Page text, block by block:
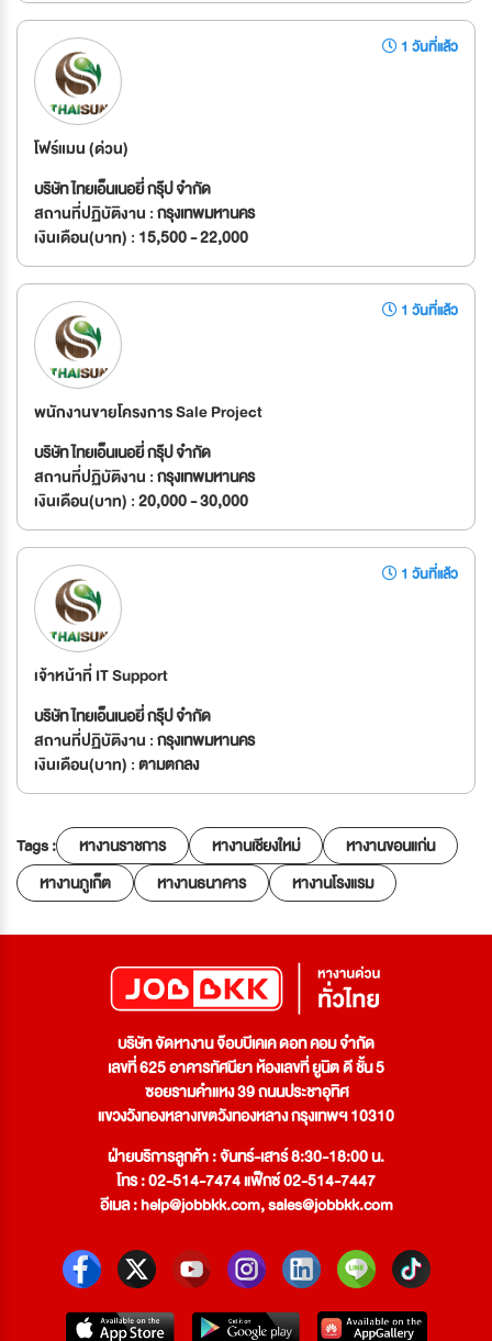
1 วันที่แล้ว
โฟร์แมน (ด่วน)
บริษัท ไทยเอ็นเนอยี่ กรุ๊ป จำกัด
สถานที่ปฏิบัติงาน :กรุงเทพมหานคร
เงินเดือน(บาท) : 15,500 - 22,000
1 วันที่แล้ว
พนักงานขายโครงการ Sale Project
บริษัท ไทยเอ็นเนอยี่ กรุ๊ป จำกัด
สถานที่ปฏิบัติงาน :กรุงเทพมหานคร
เงินเดือน(บาท) :20,000 - 30,000
1 วันที่แล้ว
เจ้าหน้าที่ IT Support
บริษัท ไทยเอ็นเนอยี่ กรุ๊ป จำกัด
สถานที่ปฏิบัติงาน :กรุงเทพมหานคร
เงินเดือน(บาท) :ตามตกลง
Tags : หางานราชการ หางานเชียงใหม่
หางานขอนแก่น
หางานภูเก็ต
หางานธนาคาร หางานโรงแรม
บริษัท จัดหางาน จ๊อบบีเคเค ดอท คอม จำกัด
เลขที่ 625 อาคารทัศนียา ห้องเลขที่ ยูนิต ดี ชั้น 5
ซอยรามคำแหง 39 ถนนประชาอุทิศ
แขวงวังทองหลางเขตวังทองหลาง กรุงเทพฯ 10310
ฝ่ายบริการลูกค้า : จันทร์-เสาร์ 8:30-18:00 น.
โทร : 02-514-7474 แฟ็กซ์ 02-514-7447
อีเมล :help@jobbkk.com,sales@jobbkk.com